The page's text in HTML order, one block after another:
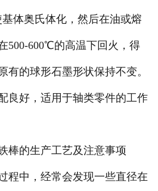
体奥氏体化，然后在油或熔
500-600℃的高温下回火，得
有的球形石墨形状保持不变。
良好，适用于轴类零件的工作
的生产工艺及注意事项
中，经常会发现一些直径在